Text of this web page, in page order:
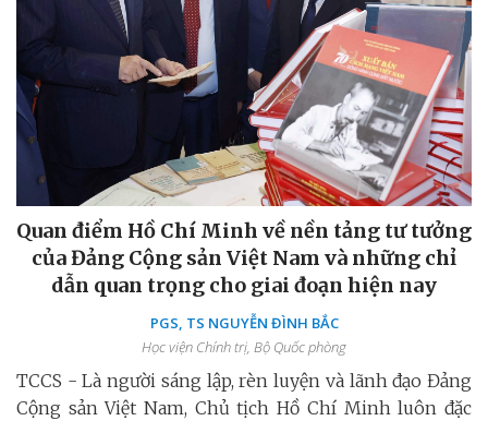
Quan điểm Hồ Chí Minh về nền tảng tư tưởng
của Đảng Cộng sản Việt Nam và những chỉ
dẫn quan trọng cho giai đoạn hiện nay
PGS, TS NGUYỄN ĐÌNH BẮC
Học viện Chính trị, Bộ Quốc phòng
TCCS - Là người sáng lập, rèn luyện và lãnh đạo Đảng
Cộng sản Việt Nam, Chủ tịch Hồ Chí Minh luôn đặc